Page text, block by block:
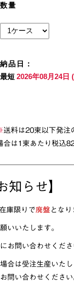
送料は20束以下発注
合は1束あたり税込
知らせ】
庫限りで廃盤 となり
いいたします。
お問い合わせくださ
合は 受注生産いたし
問い合わせください